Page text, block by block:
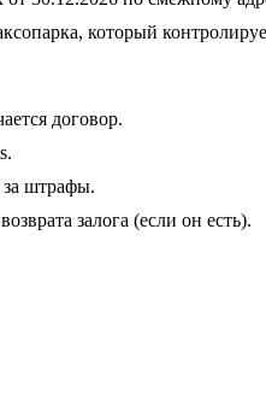
который
договор.
за штрафы.
залога (если он есть).